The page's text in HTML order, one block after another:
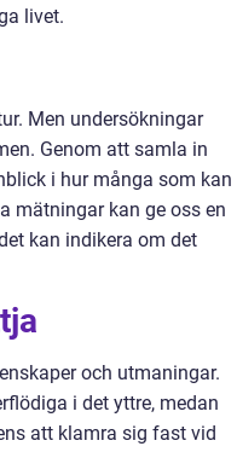
livet.
Men undersökningar
Genom att samla in
i hur många som kan
mätningar kan ge oss en
kan indikera om det
och utmaningar.
i det yttre, medan
att klamra sig fast vid